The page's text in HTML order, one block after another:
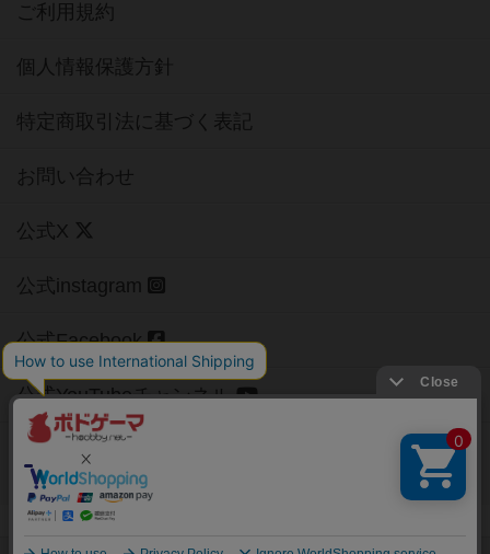
ご利用規約
個人情報保護方針
特定商取引法に基づく表記
お問い合わせ
公式X
公式instagram
公式Facebook
公式YouTubeチャンネル